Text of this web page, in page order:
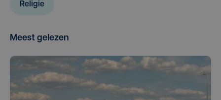
Religie
Meest gelezen